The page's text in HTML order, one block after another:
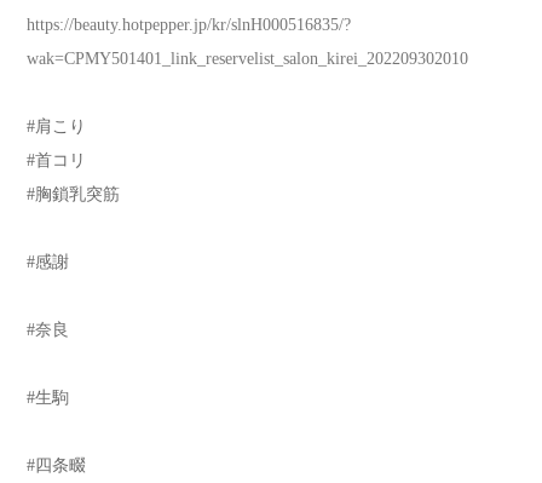
https://beauty.hotpepper.jp/kr/slnH000516835/?
wak=CPMY501401_link_reservelist_salon_kirei_202209302010
#肩こり
#首コリ
#胸鎖乳突筋
#感謝
#奈良
#生駒
#四条畷